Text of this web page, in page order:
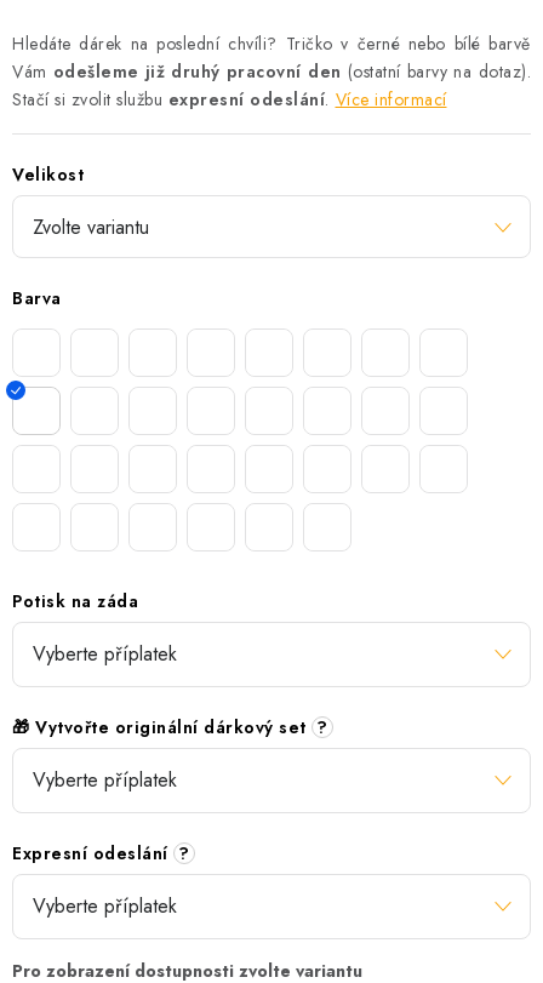
Hledáte dárek na poslední chvíli? Tričko v černé nebo bílé barvě
Vám odešleme již druhý pracovní den (ostatní barvy na dotaz).
Stačí si zvolit službu expresní odeslání. Více informací
Velikost
Barva
Potisk na záda
🎁 Vytvořte originální dárkový set ?
Expresní odeslání ?